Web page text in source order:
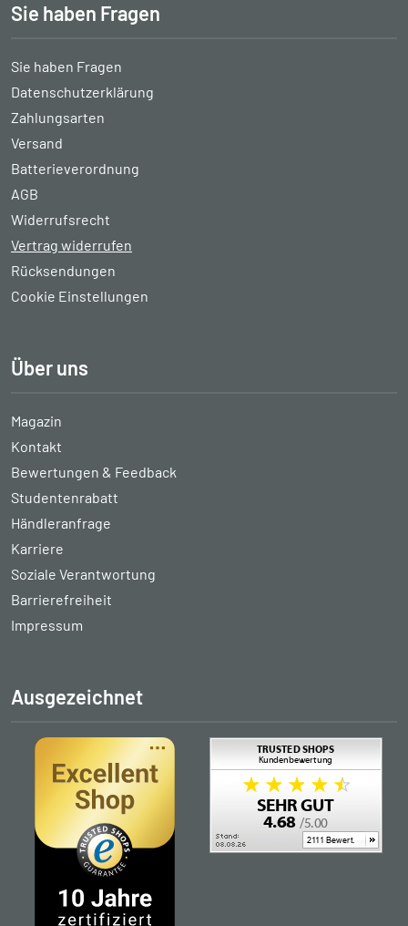
Sie haben Fragen
Sie haben Fragen
Datenschutzerklärung
Zahlungsarten
Versand
Batterieverordnung
AGB
Widerrufsrecht
Vertrag widerrufen
Rücksendungen
Cookie Einstellungen
Über uns
Magazin
Kontakt
Bewertungen & Feedback
Studentenrabatt
Händleranfrage
Karriere
Soziale Verantwortung
Barrierefreiheit
Impressum
Ausgezeichnet